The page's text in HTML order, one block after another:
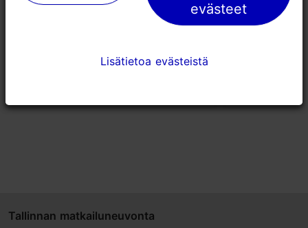
Nunnatorn
Tallinnan matkailuneuvonta
evästeet
Lisätietoa evästeistä
evästeet
Lisätietoa evästeistä